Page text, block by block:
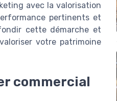
avec la valorisation
pertinents et
cette démarche et
votre patrimoine
commercial